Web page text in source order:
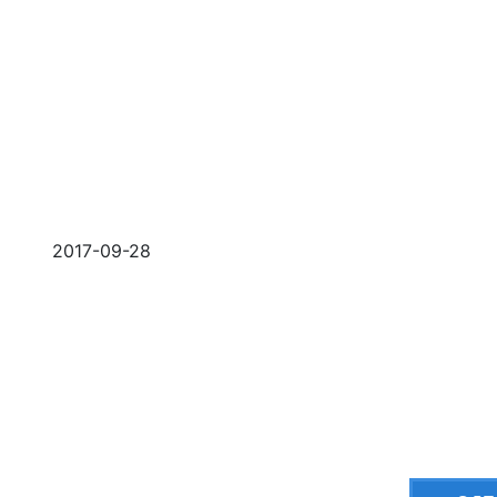
2017-09-28